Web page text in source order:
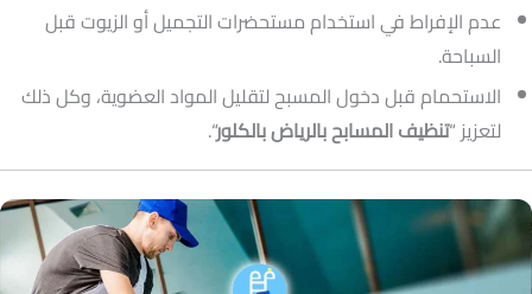
عدم الإفراط في استخدام مستحضرات التجميل أو الزيوت قبل
السباحة.
الاستحمام قبل دخول المسبح لتقليل المواد العضوية، وكل ذلك
لتعزيز “تنظيف المسابح بالرياض بالكلور“.